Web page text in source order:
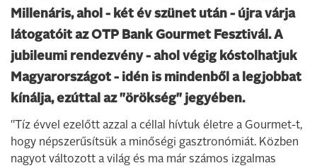
Millenáris, ahol - két év szünet után - újra várja
látogatóit az OTP Bank Gourmet Fesztivál. A
jubileumi rendezvény - ahol végig kóstolhatjuk
Magyarországot - idén is mindenből a legjobbat
kínálja, ezúttal az "örökség" jegyében.
"Tíz évvel ezelőtt azzal a céllal hívtuk életre a Gourmet-t,
hogy népszerűsítsük a minőségi gasztronómiát. Közben
nagyot változott a világ és ma már számos izgalmas